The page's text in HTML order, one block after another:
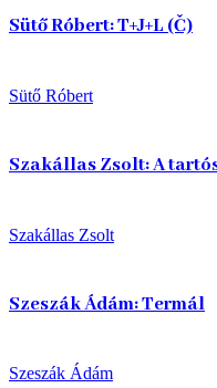
Sütő Róbert: T+J+L (Č)
Sütő Róbert
Szakállas Zsolt: A
Szakállas Zsolt
Szeszák Ádám: Termál
Szeszák Ádám